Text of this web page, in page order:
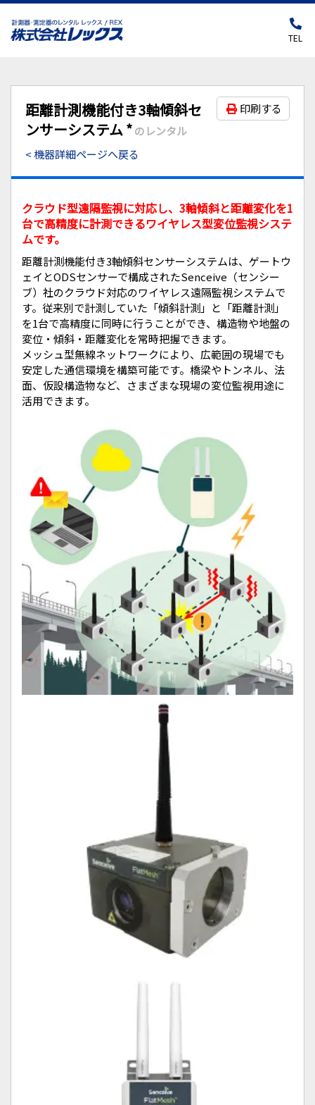
TEL
距離計測機能付き3軸傾斜セ
ンサーシステム *のレンタル
印刷する
< 機器詳細ページへ戻る
クラウド型遠隔監視に対応し、3軸傾斜と距離変化を1
台で高精度に計測できるワイヤレス型変位監視システ
ムです。
距離計測機能付き3軸傾斜センサーシステムは、ゲートウ
ェイとODSセンサーで構成されたSenceive（センシー
ブ）社のクラウド対応のワイヤレス遠隔監視システムで
す。従来別で計測していた「傾斜計測」と「距離計測」
を1台で高精度に同時に行うことができ、構造物や地盤の
変位・傾斜・距離変化を常時把握できます。
メッシュ型無線ネットワークにより、広範囲の現場でも
安定した通信環境を構築可能です。橋梁やトンネル、法
面、仮設構造物など、さまざまな現場の変位監視用途に
活用できます。